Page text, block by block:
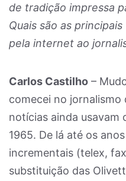
de tradição impressa
Quais são as
pela internet ao
Carlos Castilho –
comecei no jornalismo
notícias ainda usavam
1965. De lá até os
incrementais (telex,
substituição das